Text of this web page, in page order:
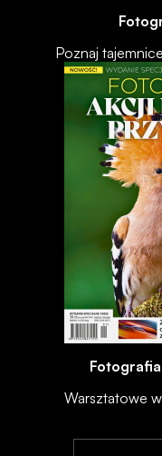
Poznaj
Warsztatowe